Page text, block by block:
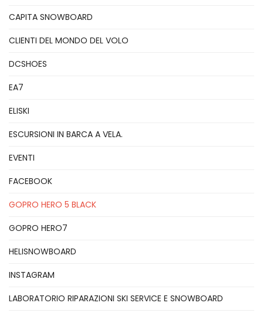
CAPITA SNOWBOARD
CLIENTI DEL MONDO DEL VOLO
DCSHOES
EA7
ELISKI
ESCURSIONI IN BARCA A VELA.
EVENTI
FACEBOOK
GOPRO HERO 5 BLACK
GOPRO HERO7
HELISNOWBOARD
INSTAGRAM
LABORATORIO RIPARAZIONI SKI SERVICE E SNOWBOARD